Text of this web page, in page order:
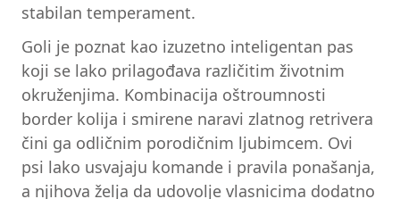
stabilan temperament.
Goli je poznat kao izuzetno inteligentan pas
koji se lako prilagođava različitim životnim
okruženjima. Kombinacija oštroumnosti
border kolija i smirene naravi zlatnog retrivera
čini ga odličnim porodičnim ljubimcem. Ovi
psi lako usvajaju komande i pravila ponašanja,
a njihova želja da udovolje vlasnicima dodatno